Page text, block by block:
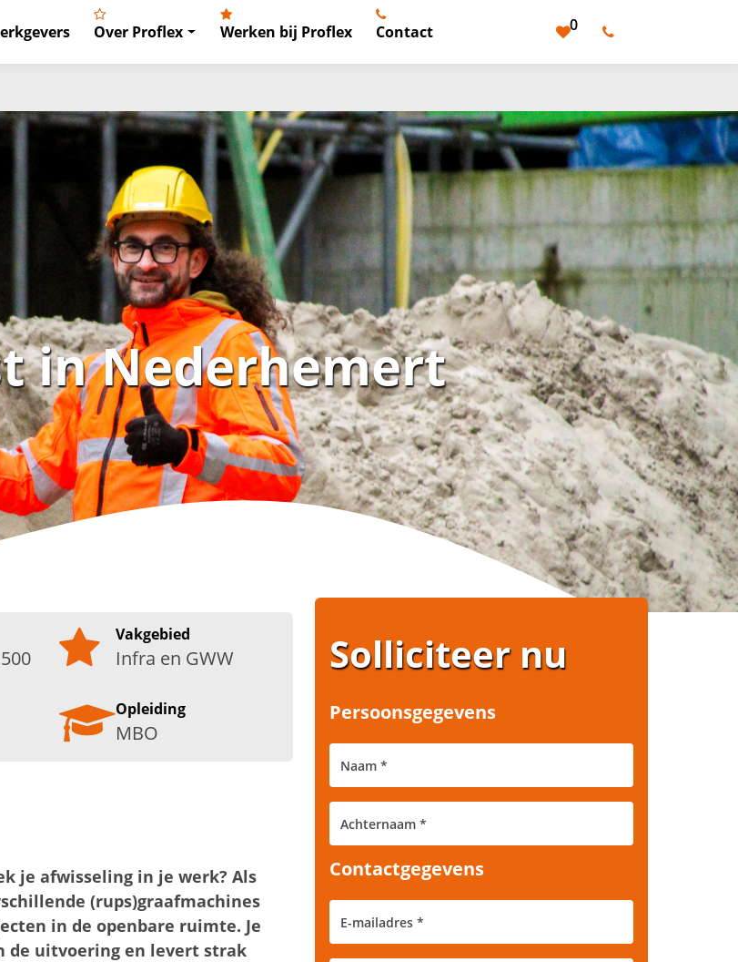
Over Proflex Werken bij Proflex Contact 0
in Nederhemert
Vakgebied
Infra en GWW
Opleiding
MBO
je afwisseling in je werk? Als
(rups)graafmachines
in de openbare ruimte. Je
de uitvoering en levert strak
Solliciteer nu
Persoonsgegevens
Contactgegevens